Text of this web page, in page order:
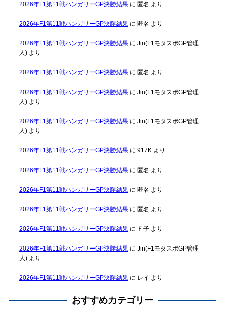
2026年F1第11戦ハンガリーGP決勝結果に 匿名 より
2026年F1第11戦ハンガリーGP決勝結果に 匿名 より
2026年F1第11戦ハンガリーGP決勝結果に Jin(F1モタスポGP管理
人)より
2026年F1第11戦ハンガリーGP決勝結果に 匿名 より
2026年F1第11戦ハンガリーGP決勝結果に Jin(F1モタスポGP管理
人)より
2026年F1第11戦ハンガリーGP決勝結果に Jin(F1モタスポGP管理
人)より
2026年F1第11戦ハンガリーGP決勝結果に 917Kより
2026年F1第11戦ハンガリーGP決勝結果に 匿名 より
2026年F1第11戦ハンガリーGP決勝結果に 匿名 より
2026年F1第11戦ハンガリーGP決勝結果に 匿名 より
2026年F1第11戦ハンガリーGP決勝結果に Ｆ子より
2026年F1第11戦ハンガリーGP決勝結果に Jin(F1モタスポGP管理
人)より
2026年F1第11戦ハンガリーGP決勝結果に レイ より
おすすめカテゴリー